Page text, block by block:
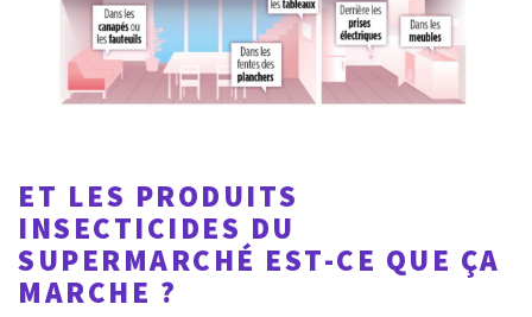
ET LES PRODUITS
INSECTICIDES DU
SUPERMARCHÉ EST-CE QUE ÇA
MARCHE ?